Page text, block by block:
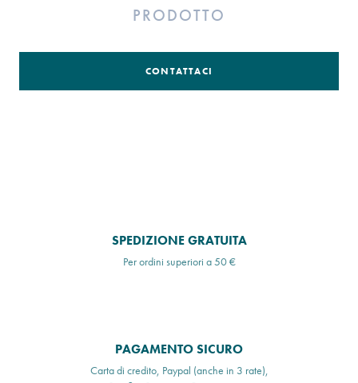
PRODOTTO
CONTATTACI
SPEDIZIONE GRATUITA
Per ordini superiori a 50 €
PAGAMENTO SICURO
Carta di credito, Paypal (anche in 3 rate),